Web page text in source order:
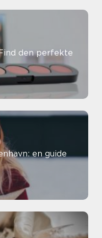
den perfekte
en guide